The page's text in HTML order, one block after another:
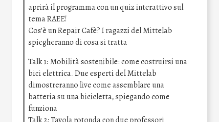
aprirà il programma con un quiz interattivo sul
tema RAEE!
Cos’è un Repair Cafè? I ragazzi del Mittelab
spiegheranno di cosa si tratta
Talk 1: Mobilità sostenibile: come costruirsi una
bici elettrica. Due esperti del Mittelab
dimostreranno live come assemblare una
batteria su una bicicletta, spiegando come
funziona